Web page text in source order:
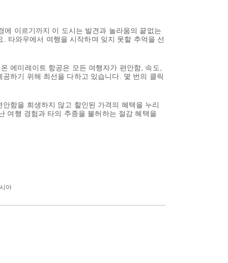
이르기까지 이 도시는 발견과 놀라움의 끝없는
타와우에서 여행을 시작하며 잊지 못할 추억을 선
에미레이트 항공은 모든 여행자가 편안함, 속도,
하기 위해 최선을 다하고 있습니다. 몇 번의 클릭
함을 희생하지 않고 할인된 가격의 혜택을 누리
여행 경험과 타의 추종을 불허하는 절감 혜택을
아